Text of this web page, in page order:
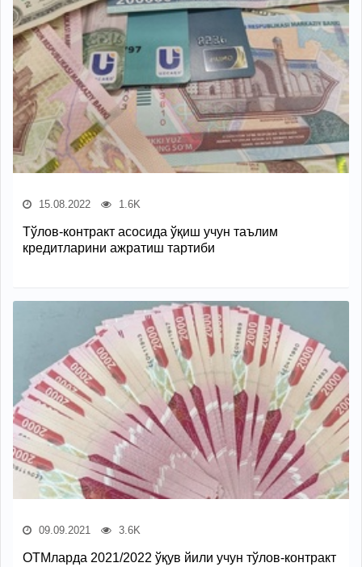
15.08.2022 1.6K
Тўлов-контракт асосида ўқиш учун таълим
кредитларини ажратиш тартиби
09.09.2021 3.6K
ОТМларда 2021/2022 ўқув йили учун тўлов-контракт